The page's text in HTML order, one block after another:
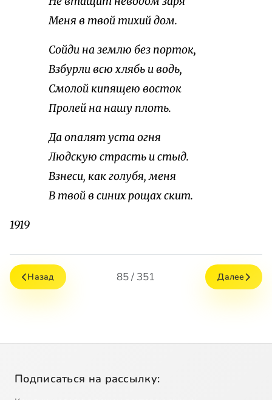
Меня в твой тихий дом.
Сойди на землю без порток,
Взбурли всю хлябь и водь,
Смолой кипящею восток
Пролей на нашу плоть.
Да опалят уста огня
Людскую страсть и стыд.
Взнеси, как голубя, меня
В твой в синих рощах скит.
1919
Назад 85 / 351 Далее
Подписаться на рассылку: